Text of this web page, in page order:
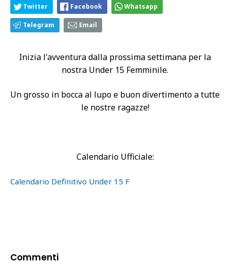
Twitter Facebook Whatsapp
Telegram Email
Inizia l'avventura dalla prossima settimana per la
nostra Under 15 Femminile.
Un grosso in bocca al lupo e buon divertimento a tutte
le nostre ragazze!
Calendario Ufficiale:
Calendario Definitivo Under 15 F
Commenti